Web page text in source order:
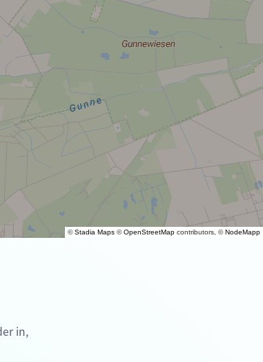
©Stadia Maps ©OpenStreetMap contributors, ©NodeMapp
in,